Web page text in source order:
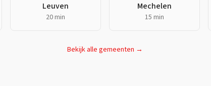
Leuven
20 min
Mechelen
15 min
Bekijk alle gemeenten →